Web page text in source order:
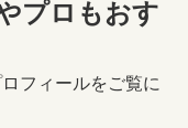
プロもおす
フィールをご覧に